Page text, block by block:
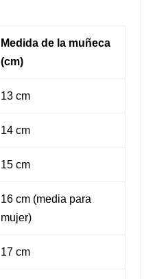
Medida de la muñeca
(cm)
13 cm
14 cm
15 cm
16 cm (media para
mujer)
17 cm